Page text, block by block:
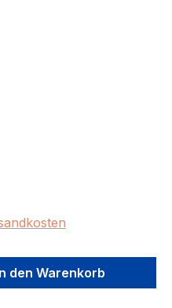
den
den Warenkorb